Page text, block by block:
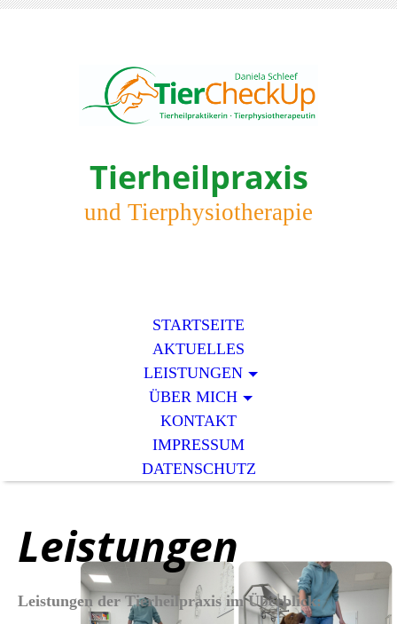
Tierheilpraxis
und Tierphysiotherapie
STARTSEITE
AKTUELLES
LEISTUNGEN
ÜBER MICH
KONTAKT
IMPRESSUM
DATENSCHUTZ
Leistungen
Leistungen der Tierheilpraxis im Überblick: